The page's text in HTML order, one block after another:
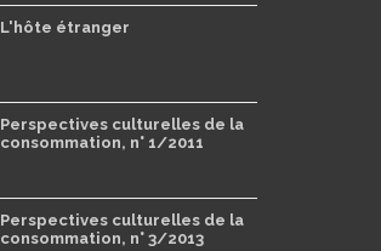
L'hôte étranger
Perspectives culturelles de la
consommation, n° 1/2011
Perspectives culturelles de la
consommation, n° 3/2013